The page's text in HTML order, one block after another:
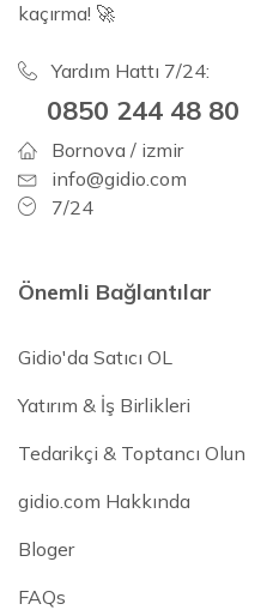
kaçırma! 🚀
Yardım Hattı 7/24:
0850 244 48 80
Bornova / izmir
info@gidio.com
7/24
Önemli Bağlantılar
Gidio'da Satıcı OL
Yatırım & İş Birlikleri
Tedarikçi & Toptancı Olun
gidio.com Hakkında
Bloger
FAQs